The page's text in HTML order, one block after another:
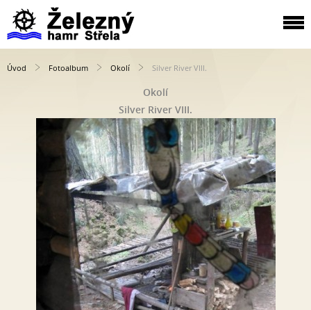
Úvod Fotoalbum Okolí Silver River VIII.
Okolí
Silver River VIII.